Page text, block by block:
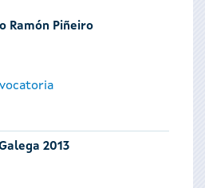
Ramón Piñeiro
2013